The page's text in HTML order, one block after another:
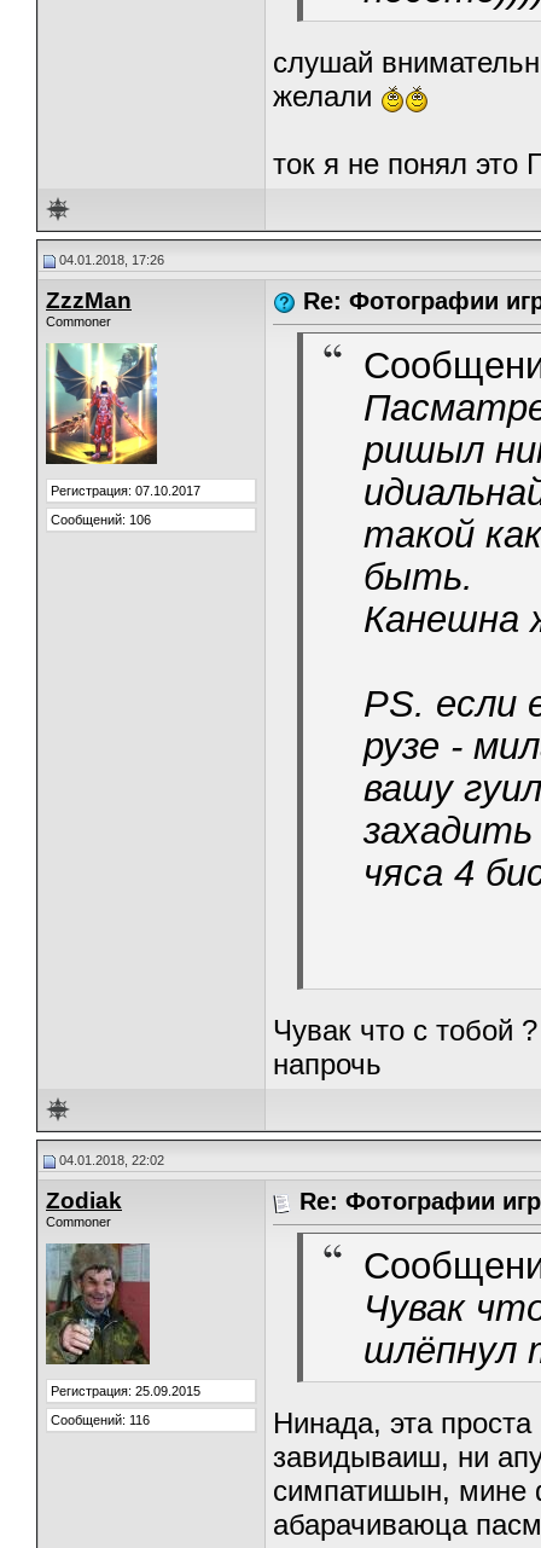
слушай
желали
ток я не понял
04.01.2018, 17:26
ZzzMan
Commoner
Регистрация: 07.10.2017
Сообщений: 106
Re: Фотографии
ришыл
такой
быть.
Канешна
PS. если
рузе -
вашу
чяса 4
Чувак что с тобой
напрочь
04.01.2018, 22:02
Zodiak
Commoner
Регистрация: 25.09.2015
Сообщений: 116
Re: Фотографии
Чувак
шлёпнул
Нинада, эта
завидываиш, ни
симпатишын, мине
абарачиваюца